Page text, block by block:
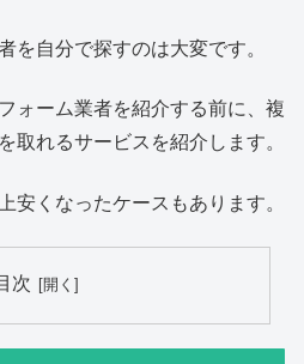
を自分で探すのは大変です。
ォーム業者を紹介する前に、複
取れるサービスを紹介します。
安くなったケースもあります。
次